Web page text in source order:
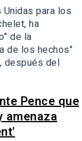
para los
ha
de la
de los hechos"
después del
Pence que
amenaza